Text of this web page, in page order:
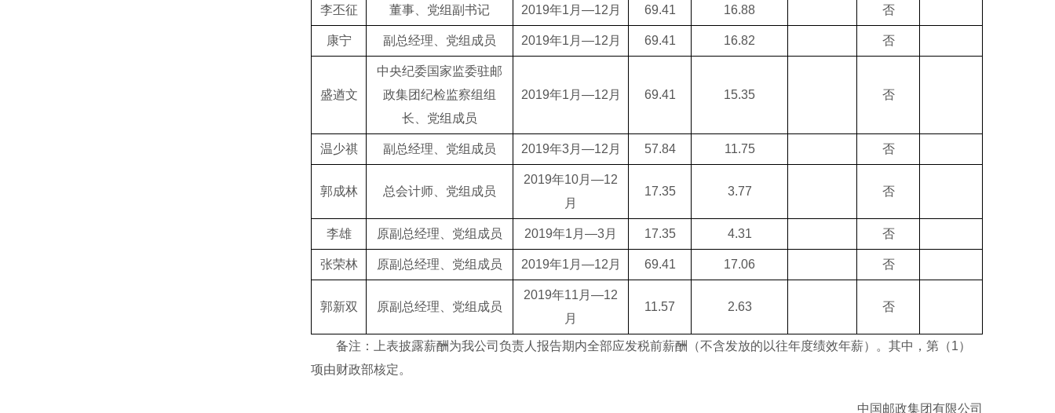
李丕征 董事、党组副书记 2019年1月—12月 69.41 16.88 否
康宁 副总经理、党组成员 2019年1月—12月 69.41 16.82 否
盛遒文
中央纪委国家监委驻邮
政集团纪检监察组组
长、党组成员
2019年1月—12月 69.41 15.35 否
温少祺 副总经理、党组成员 2019年3月—12月 57.84 11.75 否
郭成林 总会计师、党组成员
2019年10月—12
月
17.35 3.77 否
李雄 原副总经理、党组成员 2019年1月—3月 17.35 4.31 否
张荣林 原副总经理、党组成员 2019年1月—12月 69.41 17.06 否
郭新双 原副总经理、党组成员
2019年11月—12
月
11.57 2.63 否
备注：上表披露薪酬为我公司负责人报告期内全部应发税前薪酬（不含发放的以往年度绩效年薪）。其中，第（1）
项由财政部核定。
中国邮政集团有限公司